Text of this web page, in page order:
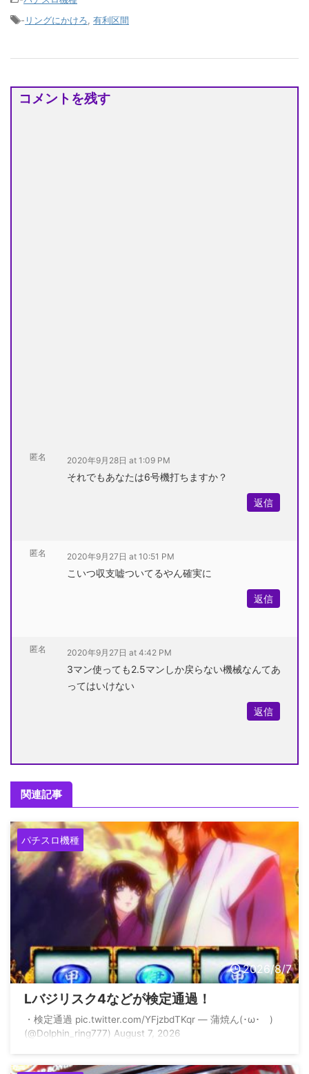
- リングにかけろ 有利区間
コメントを残す
匿名 2020年9月28日 at 1:09 PM
それでもあなたは6号機打ちますか？
返信
匿名 2020年9月27日 at 10:51 PM
こいつ収支嘘ついてるやん確実に
返信
匿名 2020年9月27日 at 4:42 PM
3マン使っても2.5マンしか戻らない機械なんてあ
ってはいけない
返信
関連記事
パチスロ機種
2026/8/7
Lバジリスク4などが検定通過！
・⁠検定通過 pic.twitter.com/YFjzbdTKqr — 蒲焼ん(･ω･ )
(@Dolphin_ring777) August 7, 2026